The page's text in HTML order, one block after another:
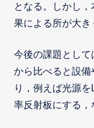
となる。しかし
果による所が大き
今後の課題とし
から比べると設
り，例えば光源
率反射板にする，